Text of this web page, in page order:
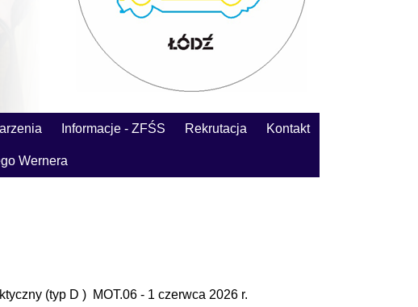
Informacje - ZFŚS Rekrutacja Kontakt
Wernera
(typ D ) MOT.06 - 1 czerwca 2026 r.